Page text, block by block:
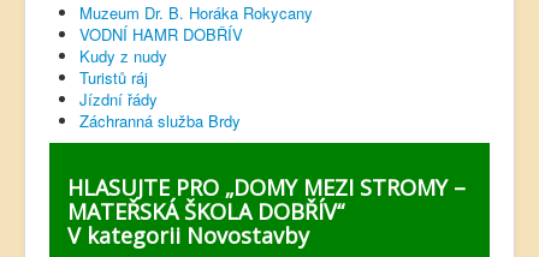
Muzeum Dr. B. Horáka Rokycany
VODNÍ HAMR DOBŘÍV
Kudy z nudy
Turistů ráj
Jízdní řády
Záchranná služba Brdy
HLASUJTE PRO „DOMY MEZI STROMY –
MATEŘSKÁ ŠKOLA DOBŘÍV“
V kategorii Novostavby